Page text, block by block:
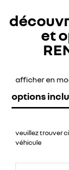
et
afficher en
options
veuillez trouver
véhicule